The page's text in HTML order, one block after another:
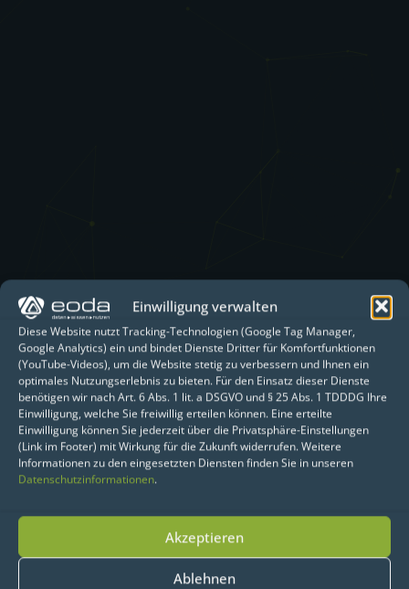
Einwilligung verwalten
Diese Website nutzt Tracking-Technologien (Google Tag Manager,
Google Analytics) ein und bindet Dienste Dritter für Komfortfunktionen
(YouTube-Videos), um die Website stetig zu verbessern und Ihnen ein
optimales Nutzungserlebnis zu bieten. Für den Einsatz dieser Dienste
benötigen wir nach Art. 6 Abs. 1 lit. a DSGVO und § 25 Abs. 1 TDDDG Ihre
Einwilligung, welche Sie freiwillig erteilen können. Eine erteilte
Einwilligung können Sie jederzeit über die Privatsphäre-Einstellungen
(Link im Footer) mit Wirkung für die Zukunft widerrufen. Weitere
Informationen zu den eingesetzten Diensten finden Sie in unseren
Datenschutzinformationen.
Akzeptieren
Ablehnen